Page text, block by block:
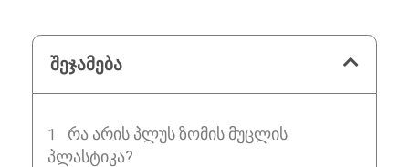
შეჯამება
ᲠᲐ ᲐᲠᲘᲡ ᲞᲚᲣᲡ ᲖᲝᲛᲘᲡ ᲛᲣᲪᲚᲘᲡ
ᲞᲚᲐᲡᲢᲘᲙᲐ?